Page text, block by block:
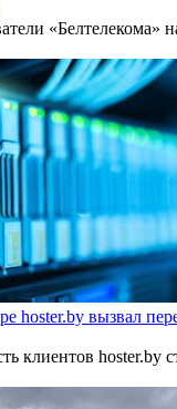
«Белтелекома»
hoster.by вызвал
клиентов hoster.by